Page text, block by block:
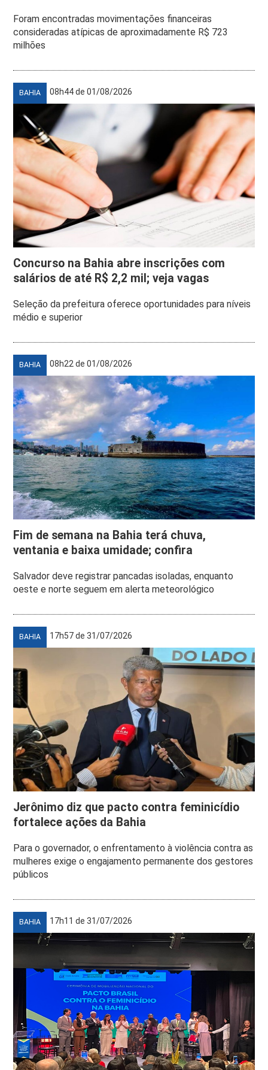
Foram encontradas movimentações financeiras
consideradas atípicas de aproximadamente R$ 723
milhões
BAHIA 08h44 de 01/08/2026
Concurso na Bahia abre inscrições com
salários de até R$ 2,2 mil; veja vagas
Seleção da prefeitura oferece oportunidades para níveis
médio e superior
BAHIA 08h22 de 01/08/2026
Fim de semana na Bahia terá chuva,
ventania e baixa umidade; confira
Salvador deve registrar pancadas isoladas, enquanto
oeste e norte seguem em alerta meteorológico
BAHIA 17h57 de 31/07/2026
Jerônimo diz que pacto contra feminicídio
fortalece ações da Bahia
Para o governador, o enfrentamento à violência contra as
mulheres exige o engajamento permanente dos gestores
públicos
BAHIA 17h11 de 31/07/2026